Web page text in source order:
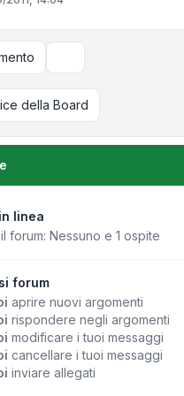
della Board
linea
forum: Nessuno e 1 ospite
forum
aprire nuovi argomenti
rispondere negli argomenti
modificare i tuoi messaggi
cancellare i tuoi messaggi
inviare allegati